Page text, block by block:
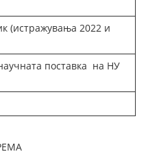
(истражувања 2022 и
поставка на НУ